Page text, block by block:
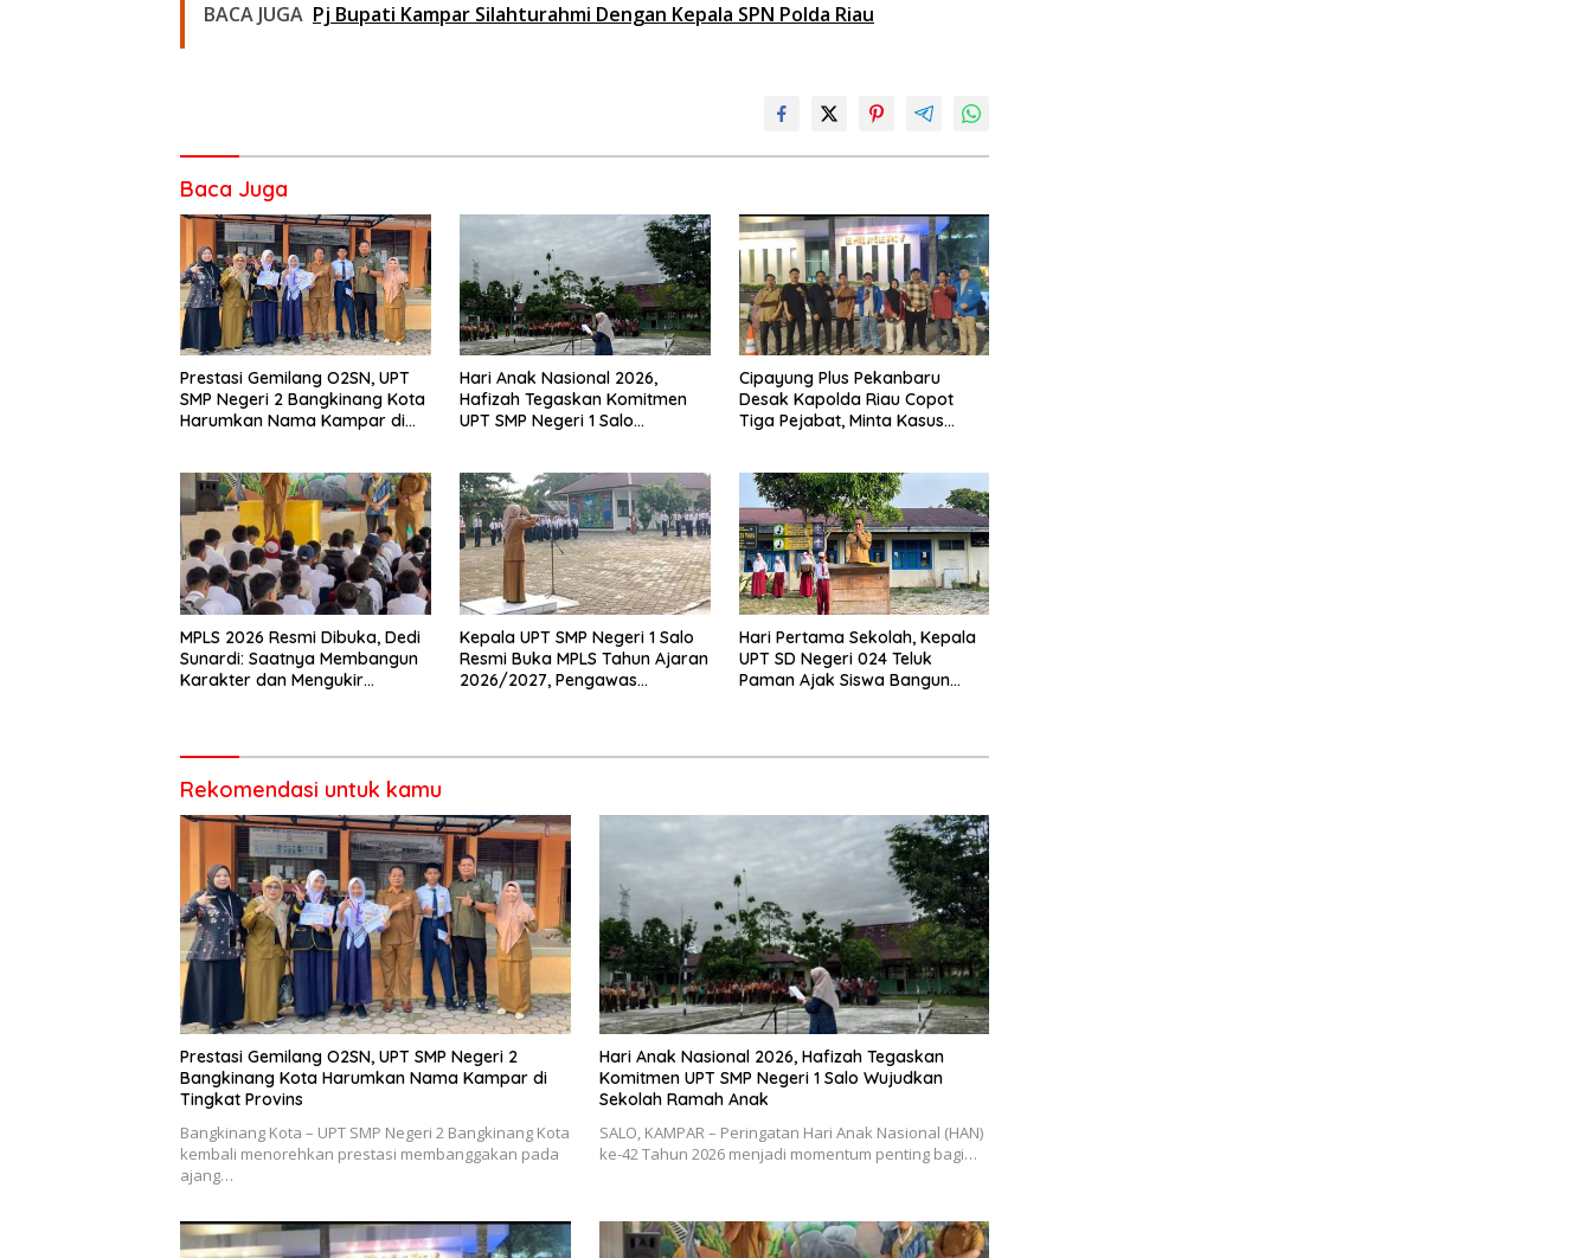
BACA JUGA Pj Bupati Kampar Silahturahmi Dengan Kepala SPN Polda Riau
Baca Juga
Prestasi Gemilang O2SN, UPT
SMP Negeri 2 Bangkinang Kota
Harumkan Nama Kampar di
Hari Anak Nasional 2026,
Hafizah Tegaskan Komitmen
UPT SMP Negeri 1 Salo
Cipayung Plus Pekanbaru
Desak Kapolda Riau Copot
Tiga Pejabat, Minta Kasus
MPLS 2026 Resmi Dibuka, Dedi
Sunardi: Saatnya Membangun
Karakter dan Mengukir
Kepala UPT SMP Negeri 1 Salo
Resmi Buka MPLS Tahun Ajaran
2026/2027, Pengawas
Hari Pertama Sekolah, Kepala
UPT SD Negeri 024 Teluk
Paman Ajak Siswa Bangun
Rekomendasi untuk kamu
Prestasi Gemilang O2SN, UPT SMP Negeri 2
Bangkinang Kota Harumkan Nama Kampar di
Tingkat Provins
Bangkinang Kota – UPT SMP Negeri 2 Bangkinang Kota
kembali menorehkan prestasi membanggakan pada
ajang…
Hari Anak Nasional 2026, Hafizah Tegaskan
Komitmen UPT SMP Negeri 1 Salo Wujudkan
Sekolah Ramah Anak
SALO, KAMPAR – Peringatan Hari Anak Nasional (HAN)
ke-42 Tahun 2026 menjadi momentum penting bagi…